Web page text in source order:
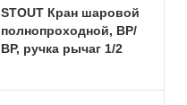
STOUT Кран шаровой
полнопроходной, ВР/
ВР, ручка рычаг 1/2